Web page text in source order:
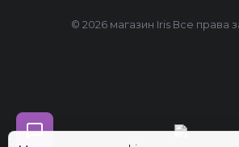
© 2026 магазин Iris Все права